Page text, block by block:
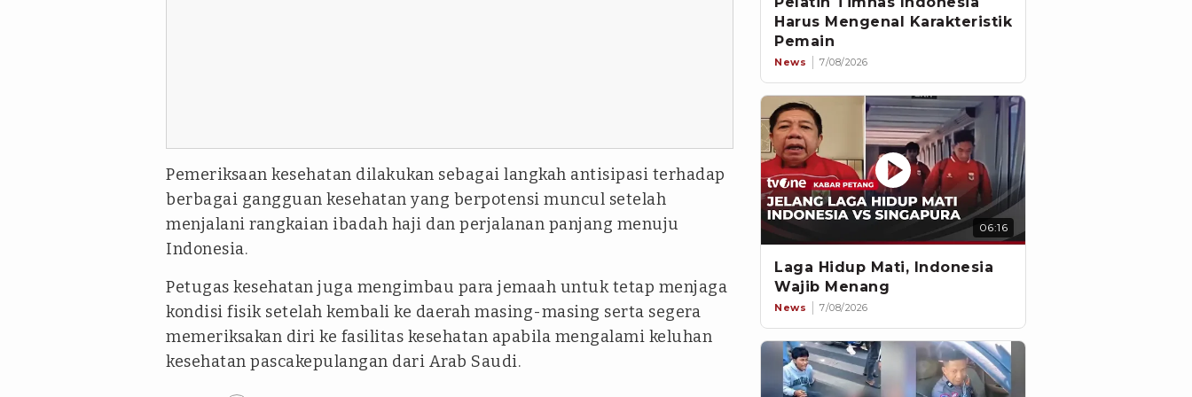
Pemeriksaan kesehatan dilakukan sebagai langkah antisipasi terhadap
berbagai gangguan kesehatan yang berpotensi muncul setelah
menjalani rangkaian ibadah haji dan perjalanan panjang menuju
Indonesia.
Petugas kesehatan juga mengimbau para jemaah untuk tetap menjaga
kondisi fisik setelah kembali ke daerah masing-masing serta segera
memeriksakan diri ke fasilitas kesehatan apabila mengalami keluhan
kesehatan pascakepulangan dari Arab Saudi.
Harus Mengenal Karakteristik
Pemain
News 7/08/2026
06:16
Laga Hidup Mati, Indonesia
Wajib Menang
News 7/08/2026